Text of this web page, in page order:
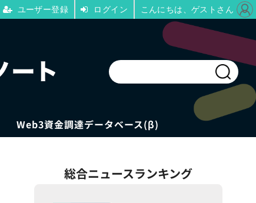
Web3資金調達データベース(β)
総合ニュースランキング
ユーザー登録 ログイン こんにちは、ゲストさん